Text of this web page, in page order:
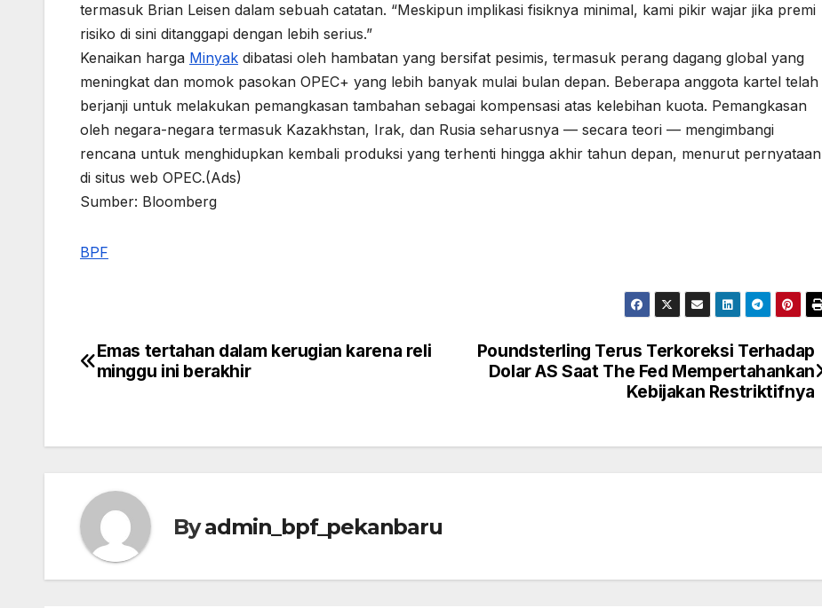
termasuk Brian Leisen dalam sebuah catatan. “Meskipun implikasi fisiknya minimal, kami pikir wajar jika premi
risiko di sini ditanggapi dengan lebih serius.”
Kenaikan harga Minyak dibatasi oleh hambatan yang bersifat pesimis, termasuk perang dagang global yang
meningkat dan momok pasokan OPEC+ yang lebih banyak mulai bulan depan. Beberapa anggota kartel telah
berjanji untuk melakukan pemangkasan tambahan sebagai kompensasi atas kelebihan kuota. Pemangkasan
oleh negara-negara termasuk Kazakhstan, Irak, dan Rusia seharusnya — secara teori — mengimbangi
rencana untuk menghidupkan kembali produksi yang terhenti hingga akhir tahun depan, menurut pernyataan
di situs web OPEC.(Ads)
Sumber: Bloomberg
BPF
Post
Poundsterling Terus Terkoreksi Terhadap
Dolar AS Saat The Fed Mempertahankan
Kebijakan Restriktifnya
Emas tertahan dalam kerugian karena reli
minggu ini berakhir
Byadmin_bpf_pekanbaru